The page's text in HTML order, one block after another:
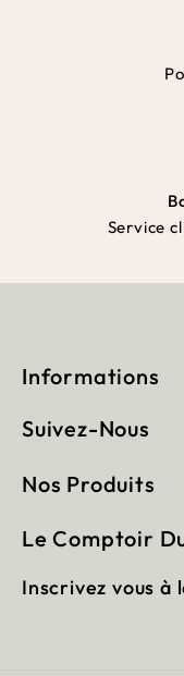
Service
Informations
Suivez-Nous
Nos Produits
Le Comptoir
Inscrivez vous à